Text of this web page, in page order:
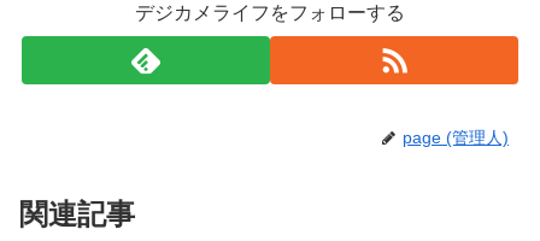
デジカメライフをフォローする
page (管理人)
関連記事